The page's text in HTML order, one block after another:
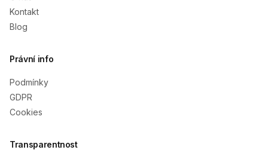
Kontakt
Blog
Právní info
Podmínky
GDPR
Cookies
Transparentnost